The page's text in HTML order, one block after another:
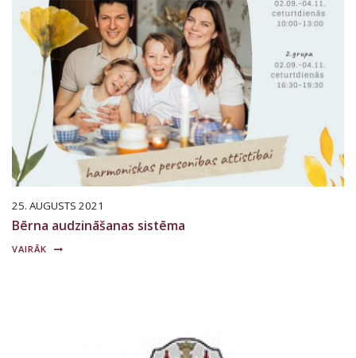
25. AUGUSTS 2021
Bērna audzināšanas sistēma
VAIRĀK